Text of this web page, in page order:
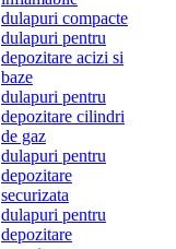
dulapuri compacte
dulapuri pentru
depozitare acizi si
baze
dulapuri pentru
depozitare cilindri
de gaz
dulapuri pentru
depozitare
securizata
dulapuri pentru
depozitare